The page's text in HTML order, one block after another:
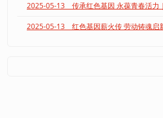
2025-05-13 传承红色基因 永葆青春活力
2025-05-13 红色基因薪火传 劳动铸魂启